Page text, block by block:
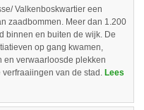
Valkenboskwartier een
zaadbommen. Meer dan 1.200
binnen en buiten de wijk. De
op gang kwamen,
en verwaarloosde plekken
van de stad. Lees